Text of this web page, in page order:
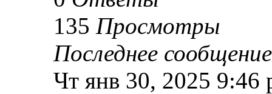
135 Просмотры
Последнее
Чт янв 30, 2025 9:46